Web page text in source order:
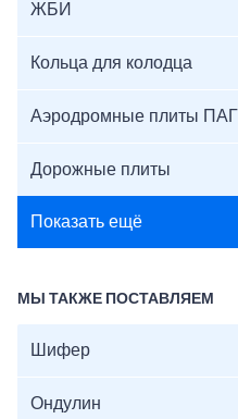
ЖБИ
Кольца для колодца
Аэродромные плиты ПАГ
Дорожные плиты
Показать ещё
МЫ ТАКЖЕ ПОСТАВЛЯЕМ
Шифер
Ондулин